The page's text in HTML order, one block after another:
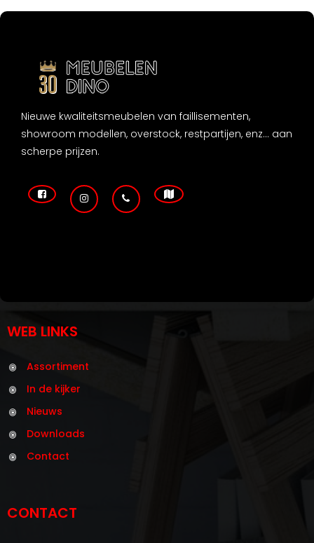
Nieuwe kwaliteitsmeubelen van faillisementen,
showroom modellen, overstock, restpartijen, enz... aan
scherpe prijzen.
WEB LINKS
Assortiment
In de kijker
Nieuws
Downloads
Contact
CONTACT